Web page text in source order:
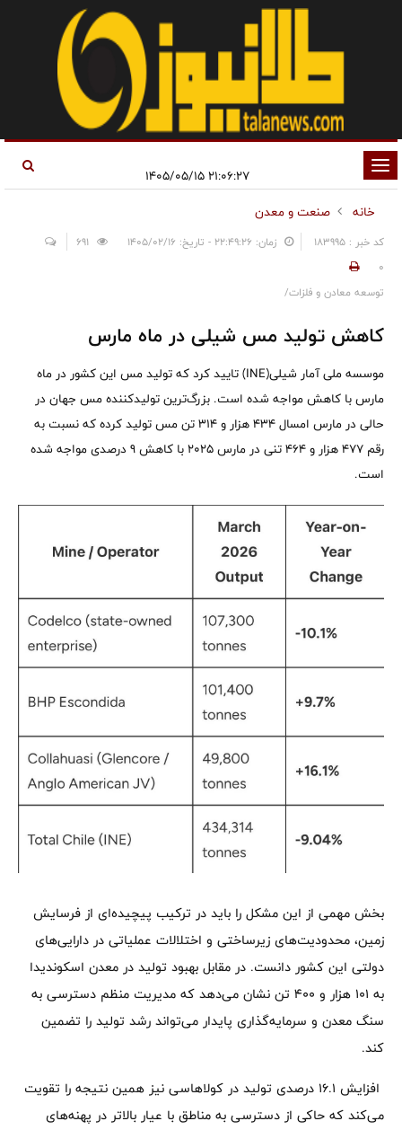
تغییر
وضعیت
ناوبری
۲۱:۰۶:۲۷ ۱۴۰۵/۰۵/۱۵
خانه
صنعت و معدن
کد خبر : 183995 زمان: ۲۲:۴۹:۲۶ - تاریخ: ۱۴۰۵/۰۲/۱۶
0
توسعه معادن و فلزات/
کاهش تولید مس شیلی در ماه مارس
موسسه ملی آمار شیلی(INE) تایید کرد که تولید مس این کشور در ماه
مارس با کاهش مواجه شده است. بزرگ‌ترین تولیدکننده مس جهان در
حالی در مارس امسال 434 هزار و 314 تن مس تولید کرده که نسبت به
رقم 477 هزار و 464 تنی در مارس 2025 با کاهش 9 درصدی مواجه شده
است.
بخش مهمی از این مشکل را باید در ترکیب پیچیده‌ای از فرسایش
زمین، محدودیت‌های زیرساختی و اختلالات عملیاتی در دارایی‌های
دولتی این کشور دانست. در مقابل بهبود تولید در معدن اسکوندیدا
به 101 هزار و 400 تن نشان می‌دهد که مدیریت منظم دسترسی به
سنگ معدن و سرمایه‌گذاری پایدار می‌تواند رشد تولید را تضمین
کند.
افزایش 16.1 درصدی تولید در کولاهاسی نیز همین نتیجه را تقویت
می‌کند که حاکی از دسترسی به مناطق با عیار بالاتر در پهنه‌های